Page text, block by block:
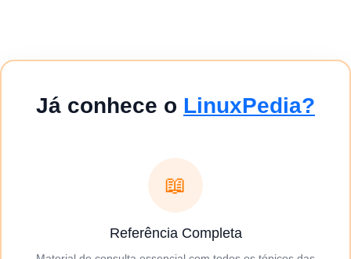
Já conhece o LinuxPedia?
📖
Referência Completa